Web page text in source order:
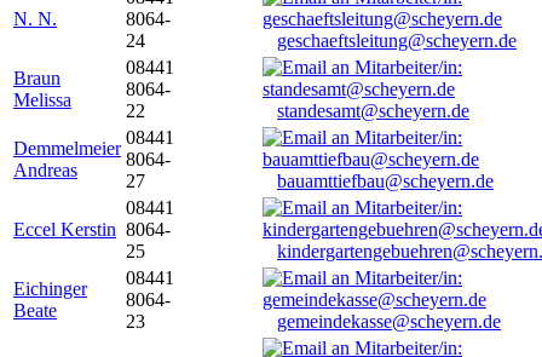
N. N.
8064-
24
geschaeftsleitung@scheyern.de
Braun
Melissa
08441
8064-
22
standesamt@scheyern.de
Demmelmeier
Andreas
08441
8064-
27
bauamttiefbau@scheyern.de
Eccel Kerstin
08441
8064-
25
Eichinger
Beate
08441
8064-
23
gemeindekasse@scheyern.de